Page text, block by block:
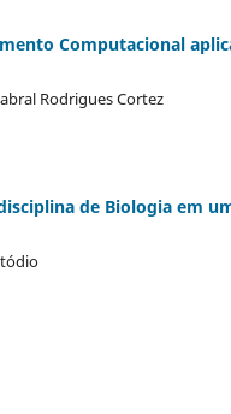
Computacional
Rodrigues Cortez
de Biologia em